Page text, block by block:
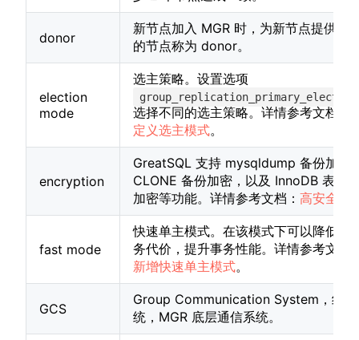
donor
新节点加入 MGR 时，为新节点提供数
的节点称为 donor。
election
mode
选主策略。设置选项
选择不同的选主策略。详情参考文档：
定义选主模式。
encryption
GreatSQL 支持 mysqldump 备份加密
CLONE 备份加密，以及 InnoDB 表空
加密等功能。详情参考文档： 高安全
fast mode
快速单主模式。在该模式下可以降低
务代价，提升事务性能。详情参考文档
新增快速单主模式。
GCS
Group Communication System，组
统，MGR 底层通信系统。